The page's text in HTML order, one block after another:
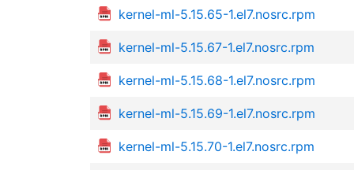
kernel-ml-5.15.65-1.el7.nosrc.rpm
kernel-ml-5.15.67-1.el7.nosrc.rpm
kernel-ml-5.15.68-1.el7.nosrc.rpm
kernel-ml-5.15.69-1.el7.nosrc.rpm
kernel-ml-5.15.70-1.el7.nosrc.rpm